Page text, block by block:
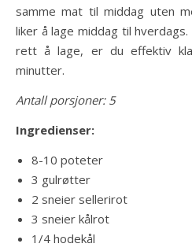
samme mat til middag uten
liker å lage middag til
rett å lage, er du effektiv
minutter.
Antall porsjoner: 5
Ingredienser:
8-10 poteter
3 gulrøtter
2 sneier sellerirot
3 sneier kålrot
1/4 hodekål